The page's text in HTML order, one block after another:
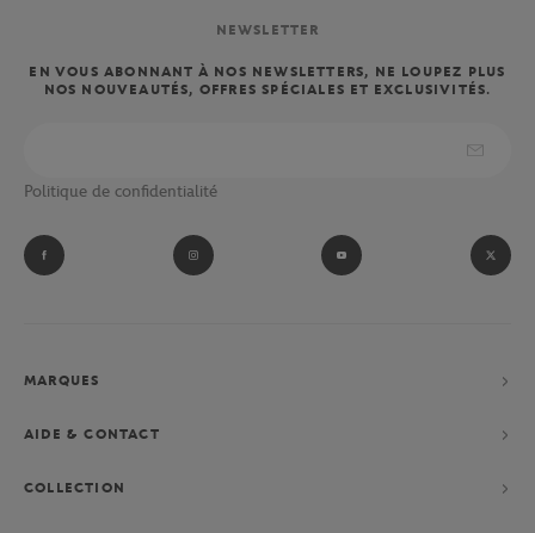
NEWSLETTER
EN VOUS ABONNANT À NOS NEWSLETTERS, NE LOUPEZ PLUS
NOS NOUVEAUTÉS, OFFRES SPÉCIALES ET EXCLUSIVITÉS.
Politique de confidentialité
MARQUES
AIDE & CONTACT
COLLECTION